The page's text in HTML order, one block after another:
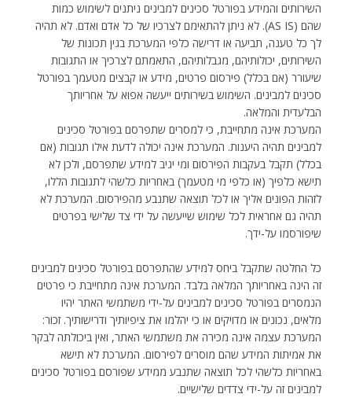
השירותים והמידע בפורטל סכינים למבינים ניתנים לשימוש כמות
שהם (AS IS). לא ניתן להתאימם לצרכיו של כל אדם ואדם. לא תהיה
לך כל טענה, תביעה או דרישה כלפי המערכת בגין תכונות של
השירותים, יכולותיהם, מגבלותיהם, התאמתם לצרכיך או התגובות
שיעורר (אם בכלל) פירסום פרטים, מידע או קבצים מטעמך בפורטל
סכינים למבינים. השימוש בשירותים ייעשה אפוא על אחריותך
הבלעדית והמלאה.
המערכת אינה מתחייבת, כי למסרים שתפרסם בפורטל סכינים
למבינים תהיה היענות. המערכת אינה יכולה לדעת אילו תגובות (אם
בכלל) תקבל בעקבות הפירסום ומי יגיב למידע שתפרסם, ולכן לא
תישא כלפיך (או כלפי מי מטעמך) באחריות כלשהי לתגובות הללו,
לזהות הפונים אליך או לכל תוצאה שתנבע מהפירסום. המערכת לא
תהיה גם אחראית לכל שימוש שייעשה על ידי צד שלישי בפרטים
שיפורסמו על-ידך.
כל החלטה שתקבל ביחס למידע שהתפרסם בפורטל סכינים למבינים
זה הינה באחריותך המלאה בלבד. המערכת אינה מתחייבת כי פרטים
הנמסרים בפורטל סכינים למבינים על-ידי משתמשי האתר יהיו
מלאים, נכונים או מדויקים או כי יהלמו את ציפיותיך ודרישותיך. זכור:
המערכת עצמה אינה מכירה את משתמשי האתר, ואין ביכולתה לבקר
את אמיתות המידע שהם מוסרים לפירסום. המערכת לא תישא
באחריות כלשהי לכל תוצאה שתנבע ממידע שפורסם בפורטל סכינים
למבינים זה על-ידי צדדים שלישיים.